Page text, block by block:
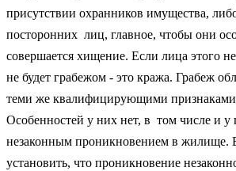
присутствии охранников имущества,
посторонних лиц, главное, чтобы они
совершается хищение. Если лица этого
не будет грабежом - это кража. Грабеж
теми же квалифицирующими
Особенностей у них нет, в том числе и у
незаконным проникновением в жилище.
установить, что проникновение